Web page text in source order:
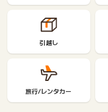
引越し
旅行/レンタカー